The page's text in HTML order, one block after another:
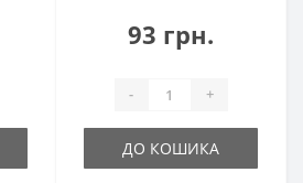
93 грн.
- +
ДО КОШИКА